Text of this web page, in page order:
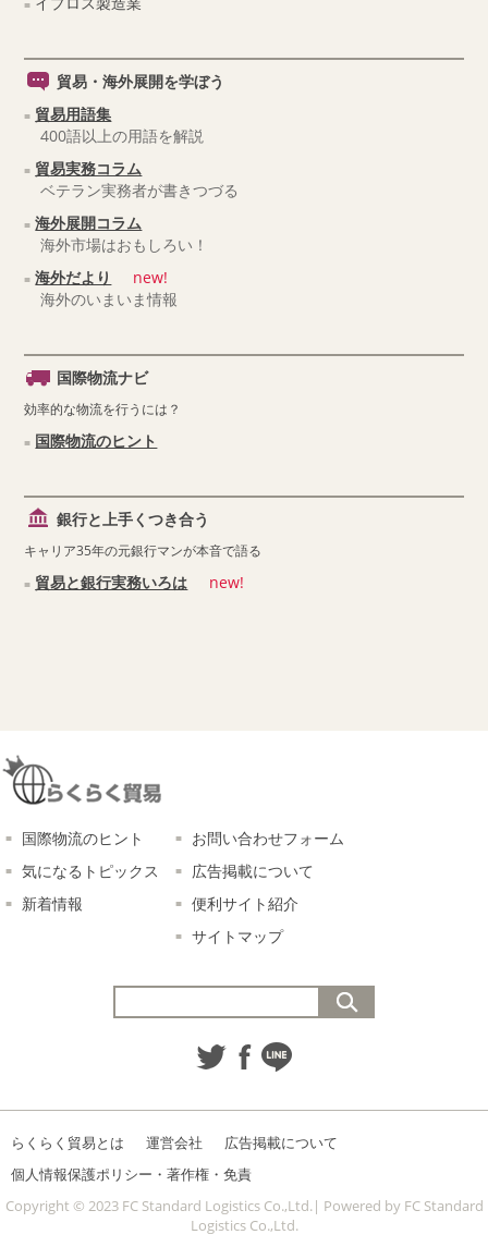
貿易・海外展開を学ぼう
貿易用語集
400語以上の用語を解説
貿易実務コラム
ベテラン実務者が書きつづる
海外展開コラム
海外市場はおもしろい！
海外だより
new!
海外のいまいま情報
国際物流ナビ
効率的な物流を行うには？
国際物流のヒント
銀行と上手くつき合う
キャリア35年の元銀行マンが本音で語る
貿易と銀行実務いろは new!
国際物流のヒント
気になるトピックス
新着情報
お問い合わせフォーム
広告掲載について
便利サイト紹介
サイトマップ
らくらく貿易とは 運営会社
広告掲載について
個人情報保護ポリシー・著作権・免責
Copyright © 2023 FC Standard Logistics Co.,Ltd.| Powered by FC Standard
Logistics Co.,Ltd.